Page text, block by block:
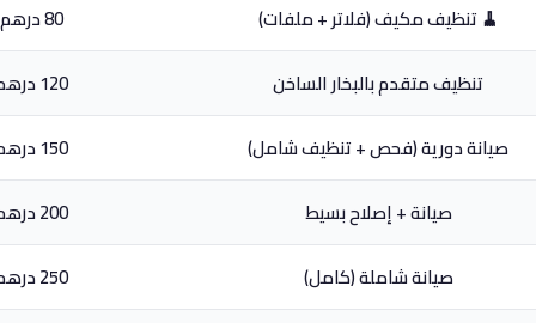
🧹 تنظيف مكيف (فلاتر + ملفات)
80 درهم
تنظيف متقدم بالبخار الساخن
120 درهم
صيانة دورية (فحص + تنظيف شامل)
150 درهم
صيانة + إصلاح بسيط
200 درهم
صيانة شاملة (كامل)
250 درهم